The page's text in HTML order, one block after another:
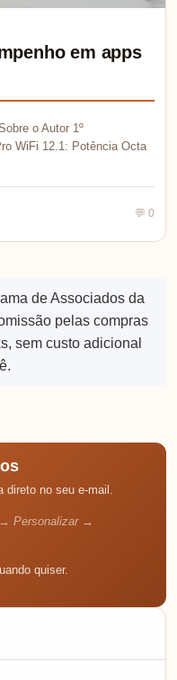
em apps
o Autor 1º
WiFi 12.1: Potência Octa
💬 0
de Associados da
pelas compras
sem custo adicional
no seu e-mail.
→ Personalizar →
quiser.